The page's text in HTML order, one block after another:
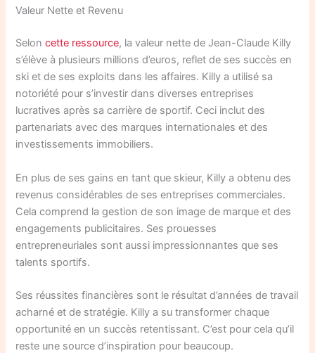
Valeur Nette et Revenu
Seloncette ressource, la valeur nette de Jean-Claude Killy
s’élève à plusieurs millions d’euros, reflet de ses succès en
ski et de ses exploits dans les affaires. Killy a utilisé sa
notoriété pour s’investir dans diverses entreprises
lucratives après sa carrière de sportif. Ceci inclut des
partenariats avec des marques internationales et des
investissements immobiliers.
En plus de ses gains en tant que skieur, Killy a obtenu des
revenus considérables de ses entreprises commerciales.
Cela comprend la gestion de son image de marque et des
engagements publicitaires. Ses prouesses
entrepreneuriales sont aussi impressionnantes que ses
talents sportifs.
Ses réussites financières sont le résultat d’années de travail
acharné et de stratégie. Killy a su transformer chaque
opportunité en un succès retentissant. C’est pour cela qu’il
reste une source d’inspiration pour beaucoup.